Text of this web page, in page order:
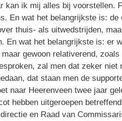
kan ik mij alles bij voorstellen.
En wat het belangrijkste is:
thuis- als uitwedstrijden,
En wat het belangrijkste is: er
gewoon relativerend,
zal men dat zeker
dat staan men de
naar Heerenveen twee jaar
hebben uitgeroepen
en Raad van